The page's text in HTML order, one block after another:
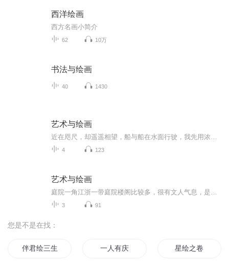
西洋绘画
西方名画小简介
62 10万
书法与绘画
40 1430
艺术与绘画
4 123
艺术与绘画
3 91
您是不是在找：
伴君绘三生 一人有庆 星绘之卷